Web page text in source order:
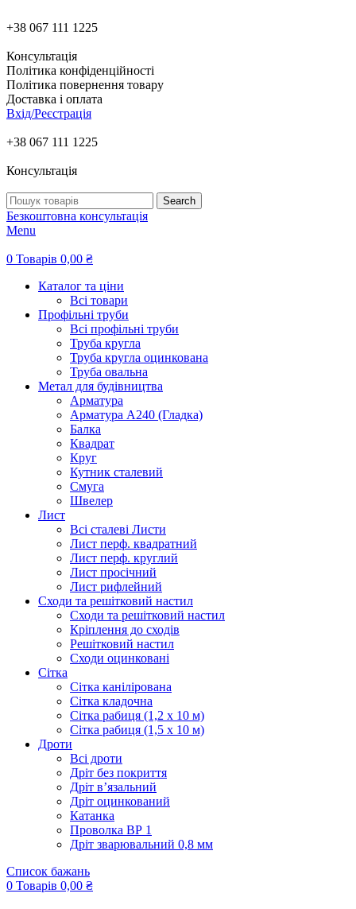
+38 067 111 1225
Консультація
Політика конфіденційності
Політика повернення товару
Доставка і оплата
Вхід/Реєстрація
+38 067 111 1225
Консультація
Search
Безкоштовна консультація
Menu
0 Товарів 0,00 ₴
Каталог та ціни
Всі товари
Профільні труби
Всі профільні труби
Труба кругла
Труба кругла оцинкована
Труба овальна
Метал для будівництва
Арматура
Арматура А240 (Гладка)
Балка
Квадрат
Круг
Кутник сталевий
Смуга
Швелер
Лист
Всі сталеві Листи
Лист перф. квадратний
Лист перф. круглий
Лист просічний
Лист рифлейний
Сходи та решітковий настил
Сходи та решітковий настил
Кріплення до сходів
Решітковий настил
Сходи оцинковані
Сітка
Сітка канілірована
Сітка кладочна
Сітка рабиця (1,2 x 10 м)
Сітка рабиця (1,5 x 10 м)
Дроти
Всі дроти
Дріт без покриття
Дріт в’язальний
Дріт оцинкований
Катанка
Проволка ВР 1
Дріт зварювальний 0,8 мм
Список бажань
0 Товарів 0,00 ₴